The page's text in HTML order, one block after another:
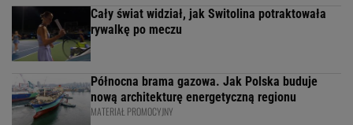
Cały świat widział, jak Switolina potraktowała
rywalkę po meczu
Północna brama gazowa. Jak Polska buduje
nową architekturę energetyczną regionu
MATERIAŁ PROMOCYJNY